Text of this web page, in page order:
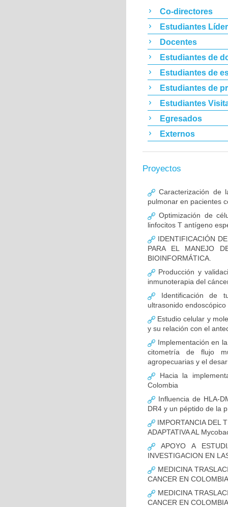
Co-directores
Estudiantes
Docentes
Estudiantes de
Estudiantes de
Estudiantes de
Estudiantes
Egresados
Externos
Proyectos
Caracterización de
pulmonar en pacientes
Optimización de
linfocitos T antígeno
IDENTIFICACIÓN
PARA EL MANEJO
BIOINFORMÁTICA.
Producción y
inmunoterapia del
Identificación de
ultrasonido endoscópico
Estudio celular y
y su relación con el
Implementación en
citometría de flujo
agropecuarias y el
Hacia la
Colombia
Influencia de HLA-
DR4 y un péptido de la
IMPORTANCIA DEL
ADAPTATIVA AL
APOYO A
INVESTIGACION EN
MEDICINA
CANCER EN COLOMBIA
MEDICINA
CANCER EN COLOMBIA